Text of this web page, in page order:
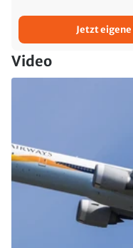
Jetzt
Video